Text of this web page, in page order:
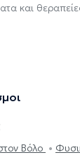
και
Βόλο